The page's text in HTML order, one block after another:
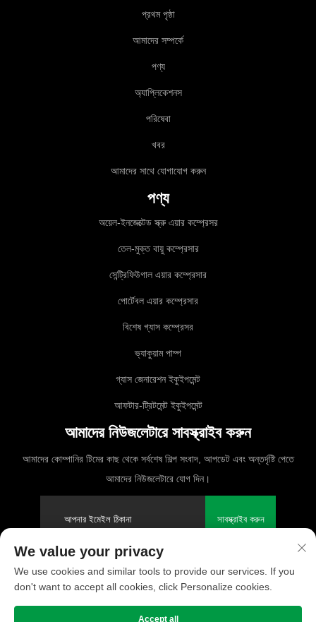
প্রথম পৃষ্ঠা
আমাদের সম্পর্কে
পণ্য
অ্যাপ্লিকেশনস
পরিষেবা
খবর
আমাদের সাথে যোগাযোগ করুন
পণ্য
অয়েল-ইনজেক্টেড স্ক্রু এয়ার কম্প্রেসর
তেল-মুক্ত বায়ু কম্প্রেসার
সেন্ট্রিফিউগাল এয়ার কম্প্রেসার
পোর্টেবল এয়ার কম্প্রেসার
বিশেষ গ্যাস কম্প্রেসর
ভ্যাকুয়াম পাম্প
গ্যাস জেনারেশন ইকুইপমেন্ট
আফটার-ট্রিটমেন্ট ইকুইপমেন্ট
আমাদের নিউজলেটারে সাবস্ক্রাইব করুন
আমাদের কোম্পানির টিমের কাছ থেকে সর্বশেষ শিল্প সংবাদ, আপডেট এবং অন্তর্দৃষ্টি পেতে
আমাদের নিউজলেটারে যোগ দিন।
সাবস্ক্রাইব করুন
কপিরাইট © 2025 PUFCO কম্প্রেসার (শাংহাই) কোং, লিমিটেড। সমস্ত অধিকার সংরক্ষিত
গোপনীয়তা নীতি
We value your privacy
We use cookies and similar tools to provide our services. If you
don't want to accept all cookies, click Personalize cookies.
Accept all